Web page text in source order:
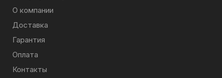
О компании
Доставка
Гарантия
Оплата
Контакты